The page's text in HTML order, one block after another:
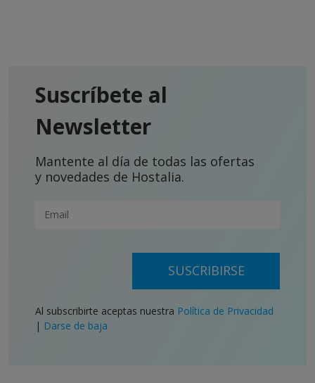
Suscríbete al
Newsletter
Mantente al día de todas las ofertas
y novedades de Hostalia.
SUSCRIBIRSE
Al subscribirte aceptas nuestra Política de Privacidad
| Darse de baja